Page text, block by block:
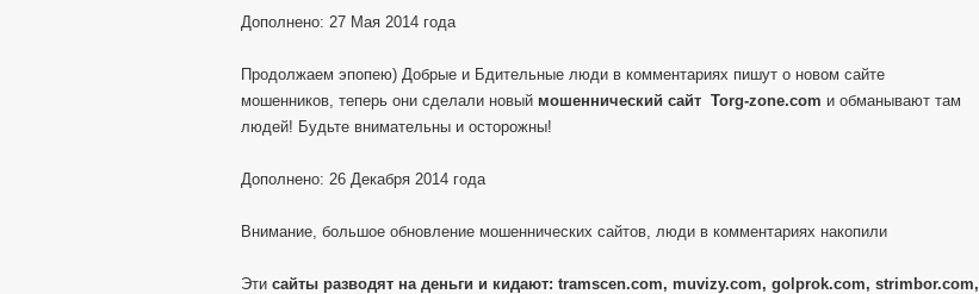
Дополнено: 27 Мая 2014 года
Продолжаем эпопею) Добрые и Бдительные люди в комментариях пишут о новом сайте
мошенников, теперь они сделали новый мошеннический сайт Torg-zone.com и обманывают там
людей! Будьте внимательны и осторожны!
Дополнено: 26 Декабря 2014 года
Внимание, большое обновление мошеннических сайтов, люди в комментариях накопили
Эти сайты разводят на деньги и кидают: tramscen.com, muvizy.com, golprok.com, strimbor.com,